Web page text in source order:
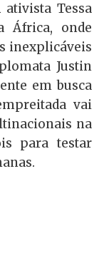
Tessa
África, onde
inexplicáveis
Justin
em busca
vai
na
para testar